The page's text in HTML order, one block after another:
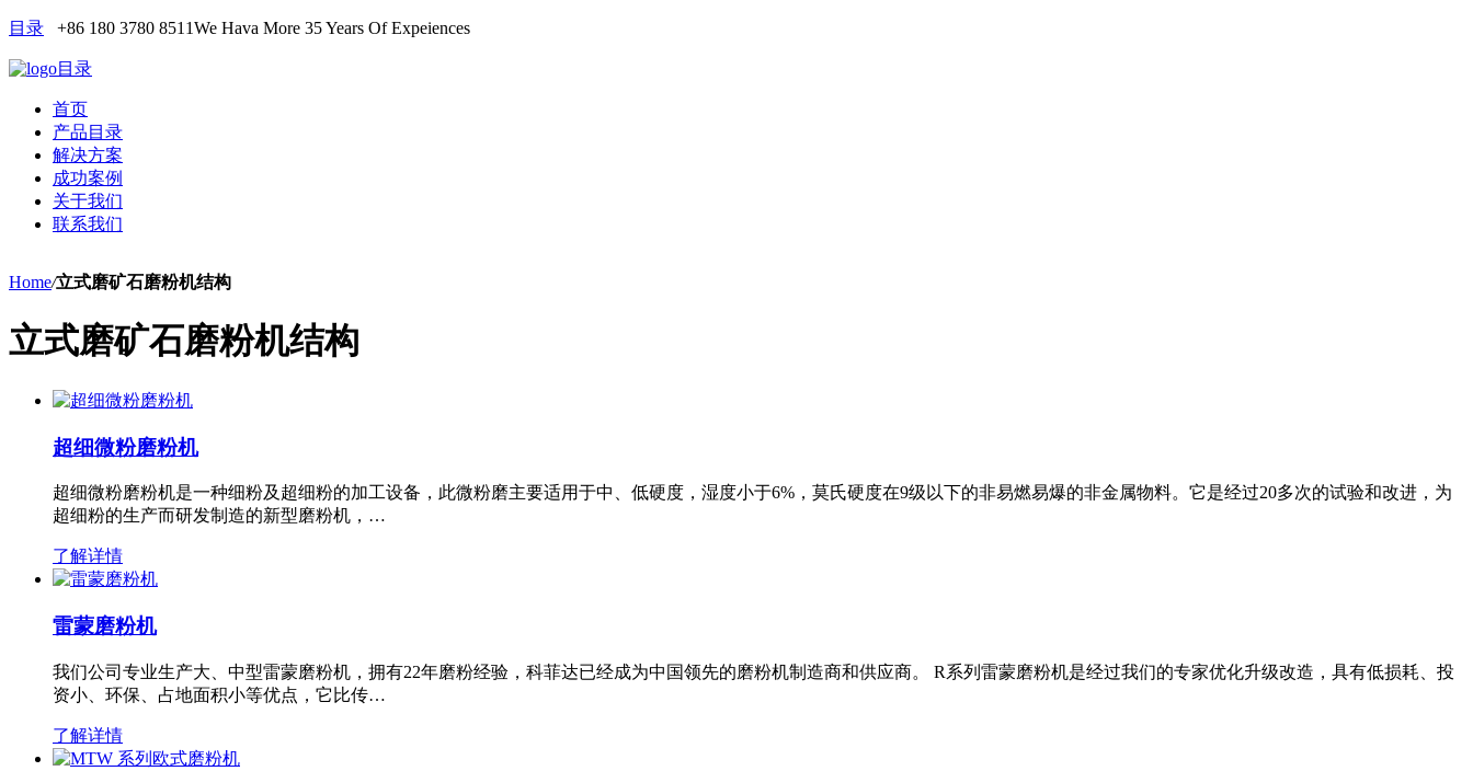
目录 +86 180 3780 8511We Hava More 35 Years Of Expeiences
目录
首页
产品目录
解决方案
成功案例
关于我们
联系我们
Home/立式磨矿石磨粉机结构
立式磨矿石磨粉机结构
超细微粉磨粉机
超细微粉磨粉机是一种细粉及超细粉的加工设备，此微粉磨主要适用于中、低硬度，湿度小于6%，莫氏硬度在9级以下的非易燃易爆的非金属物料。它是经过20多次的试验和改进，为
超细粉的生产而研发制造的新型磨粉机，…
了解详情
雷蒙磨粉机
我们公司专业生产大、中型雷蒙磨粉机，拥有22年磨粉经验，科菲达已经成为中国领先的磨粉机制造商和供应商。 R系列雷蒙磨粉机是经过我们的专家优化升级改造，具有低损耗、投
资小、环保、占地面积小等优点，它比传…
了解详情